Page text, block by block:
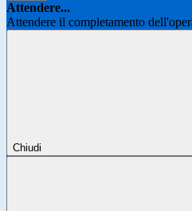
Attendere...
Attendere il completamento
Chiudi